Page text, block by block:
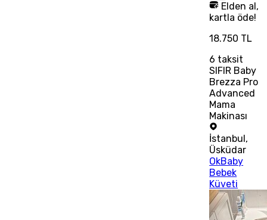
Elden al,
kartla öde!
18.750 TL
6 taksit
SIFIR Baby
Brezza Pro
Advanced
Mama
Makinası
İstanbul ,
Üsküdar
OkBaby
Bebek
Küveti